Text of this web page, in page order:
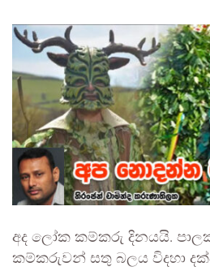
අද ලෝක කම්කරු දිනයයි.
කම්කරුවන් සතු බලය විදහා